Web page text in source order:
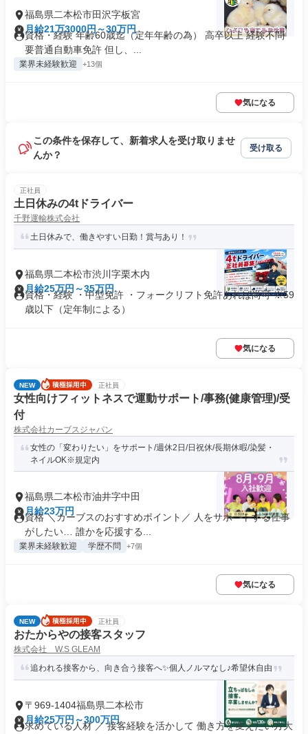
福島県二本松市田沢字板宮
月給21万3000円～30万円
資格・経験 年齢60歳迄（定年年齢の為） 高卒以上 経験不問
要普通自動車免許 但し、...
業界未経験歓迎 +13個
気になる
この条件を保存して、新着求人を受け取りませ
んか？
受け取る
正社員
土日休みの4tドライバー
千野運輸株式会社
土日休みで、働きやすい日勤！賞与あり！
福島県二本松市渋川字栗木内
月給25万円～35万円
資格・経験 ・中型免許 ・フォークリフト免許あれば尚可 ※59
歳以下（定年制による）
気になる
NEW 正社員
女性向けフィットネスで運動サポート/事務(健康管理)/受
付
株式会社カーブスジャパン
女性の「変わりたい」をサポート/週休2日/日祝休/長期休暇/染髪・
ネイルOK※規定内
福島県二本松市油井字中田
月給23万円
資格 ＼カーブスのおすすめポイント／ 人をサポートする仕事
がしたい… 誰かを応援する...
業界未経験歓迎 学歴不問 +7個
気になる
NEW 正社員
おたからやの接客スタッフ
株式会社 W.S GLEAM
追われる接客から、向き合う接客へ✨個人ノルマなし♪希望休自由
〒969-1404福島県二本松市
月給25万円～300万円
求めている人材 ／ 接客経験を活かして 働き方を変えたい方大